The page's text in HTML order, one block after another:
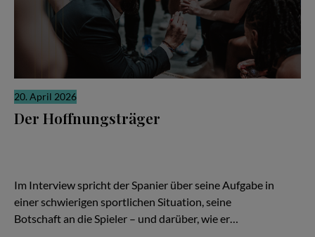
20. April 2026
Der Hoffnungsträger
Im Interview spricht der Spanier über seine Aufgabe in
einer schwierigen sportlichen Situation, seine
Botschaft an die Spieler – und darüber, wie er…